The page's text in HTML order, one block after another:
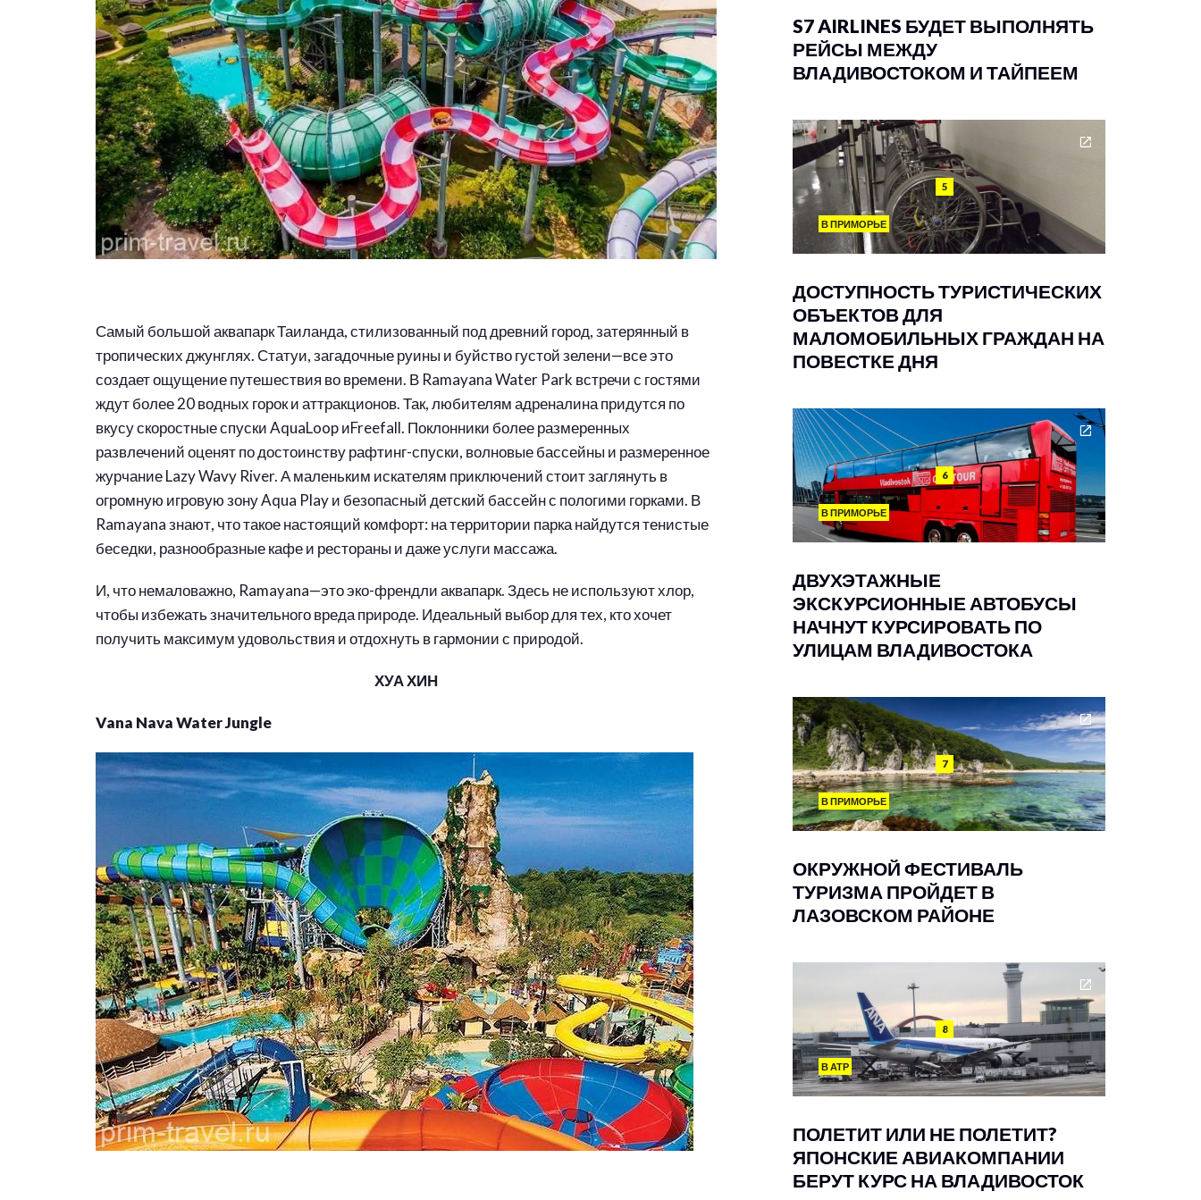
Самый большой аквапарк Таиланда, стилизованный под древний город, затерянный в
тропических джунглях. Статуи, загадочные руины и буйство густой зелени—все это
создает ощущение путешествия во времени. В Ramayana Water Park встречи с гостями
ждут более 20 водных горок и аттракционов. Так, любителям адреналина придутся по
вкусу скоростные спуски AquaLoop иFreefall. Поклонники более размеренных
развлечений оценят по достоинству рафтинг-спуски, волновые бассейны и размеренное
журчание Lazy Wavy River. А маленьким искателям приключений стоит заглянуть в
огромную игровую зону Aqua Play и безопасный детский бассейн с пологими горками. В
Ramayana знают, что такое настоящий комфорт: на территории парка найдутся тенистые
беседки, разнообразные кафе и рестораны и даже услуги массажа.
И, что немаловажно, Ramayana—это эко-френдли аквапарк. Здесь не используют хлор,
чтобы избежать значительного вреда природе. Идеальный выбор для тех, кто хочет
получить максимум удовольствия и отдохнуть в гармонии с природой.
ХУА ХИН
Vana Nava Water Jungle
S7 AIRLINES БУДЕТ ВЫПОЛНЯТЬ
РЕЙСЫ МЕЖДУ
ВЛАДИВОСТОКОМ И ТАЙПЕЕМ
5
В ПРИМОРЬЕ
ДОСТУПНОСТЬ ТУРИСТИЧЕСКИХ
ОБЪЕКТОВ ДЛЯ
МАЛОМОБИЛЬНЫХ ГРАЖДАН НА
ПОВЕСТКЕ ДНЯ
6
В ПРИМОРЬЕ
ДВУХЭТАЖНЫЕ
ЭКСКУРСИОННЫЕ АВТОБУСЫ
НАЧНУТ КУРСИРОВАТЬ ПО
УЛИЦАМ ВЛАДИВОСТОКА
7
В ПРИМОРЬЕ
ОКРУЖНОЙ ФЕСТИВАЛЬ
ТУРИЗМА ПРОЙДЕТ В
ЛАЗОВСКОМ РАЙОНЕ
8
В АТР
ПОЛЕТИТ ИЛИ НЕ ПОЛЕТИТ?
ЯПОНСКИЕ АВИАКОМПАНИИ
БЕРУТ КУРС НА ВЛАДИВОСТОК